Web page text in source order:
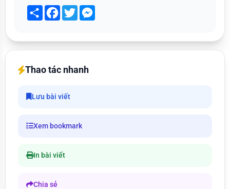
Share Facebook
Twitter
Thao tác nhanh
Lưu bài viết
Xem bookmark
In bài viết
Chia sẻ